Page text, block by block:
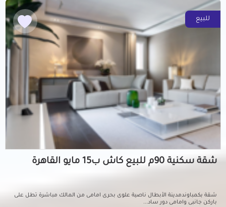
للبيع
شقة سكنية 90م للبيع كاش ب15 مايو القاهرة
شقة بكمباوندمدينة الأبطال ناصية علوى بحرى امامى من المالك مباشرة تطل على
باركن جانبى وامامى دور ساد...